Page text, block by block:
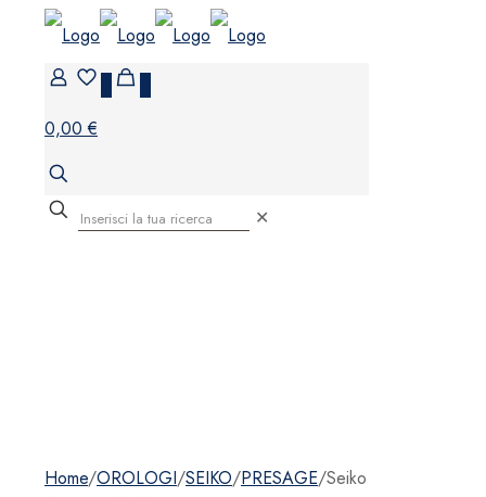
0,00 €
✕
Home/OROLOGI/SEIKO/PRESAGE/Seiko